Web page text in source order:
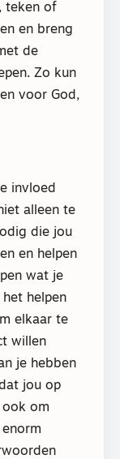
teken of
en breng
de
Zo kun
voor God,
invloed
alleen te
die jou
en helpen
wat je
helpen
elkaar te
willen
je hebben
jou op
ook om